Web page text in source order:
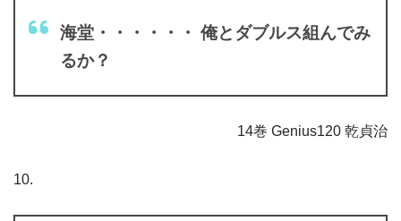
海堂・・・・・・ 俺とダブルス組んでみ
るか？
14巻 Genius120 乾貞治
10.